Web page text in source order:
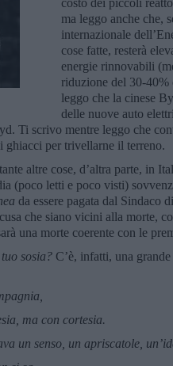
ma leggo anche che,
internazionale
cose fatte, resterà
energie rinnovabili
riduzione del 30-
leggo che la cinese
delle nuove auto
Ti scrivo mentre leggo che
ghiacci per trivellarne il terreno.
altre cose, d’altra parte, in
(poco letti e poco visti)
da essere pagata dal Sindaco
che siano vicini alla morte,
una morte coerente con le
sosia? C’è, infatti, una
ma con cortesia.
un senso, un apriscatole,